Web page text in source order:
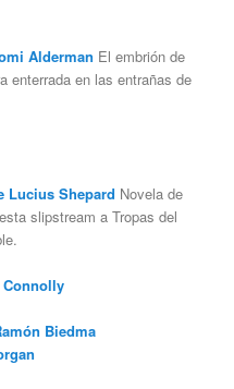
Alderman El embrión de
enterrada en las entrañas de
Lucius Shepard Novela de
slipstream a Tropas del
Biedma